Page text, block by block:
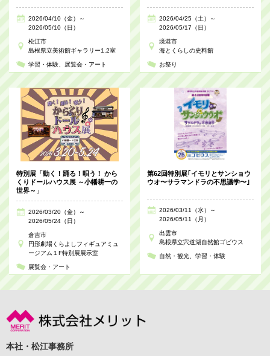
2026/04/10（金）～
2026/05/10（日）
松江市
島根県立美術館ギャラリー1.2室
学習・体験 展覧会・アート
2026/04/25（土）～
2026/05/17（日）
境港市
海とくらしの史料館
お祭り
特別展「動く！踊る！唄う！ から
くりドールハウス展 ～小幡耕一の
世界～」
2026/03/20（金）～
2026/05/24（日）
倉吉市
円形劇場くらよしフィギュアミュ
ージアム１F特別展展示室
展覧会・アート
第62回特別展｢イモリとサンショウ
ウオ〜サラマンドラの不思議学〜｣
2026/03/11（水）～
2026/05/11（月）
出雲市
島根県立宍道湖自然館ゴビウス
自然・観光 学習・体験
本社・松江事務所